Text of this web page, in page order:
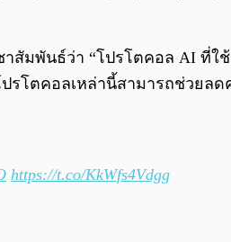
าสัมพันธ์ว่า “โปรโตคอล AI ที่
ปรโตคอลเหล่านี้สามารถช่วย
https://t.co/KkWfs4Vdgg